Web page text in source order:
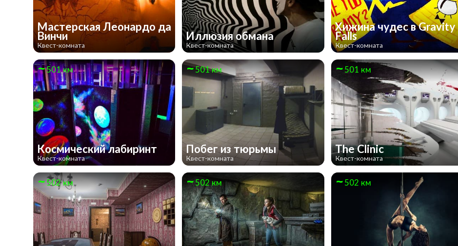
Мастерская Леонардо да
Винчи
Квест-комната
Иллюзия обмана
Квест-комната
Хижина чудес в Gravity
Falls
Квест-комната
501 км
Космический лабиринт
Квест-комната
501 км
Побег из тюрьмы
Квест-комната
501 км
The Clinic
Квест-комната
502 км 502 км 502 км